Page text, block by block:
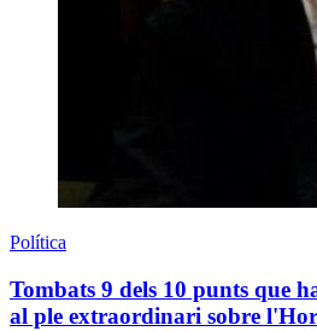
Política
Tombats 9 dels 10 punts que
al ple extraordinari sobre